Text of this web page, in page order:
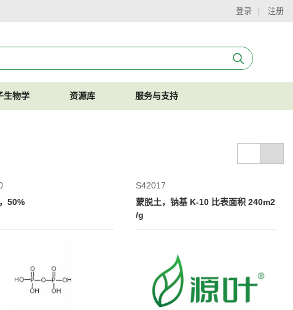
登录 注册
生物学 资源库 服务与支持
50%
S42017
蒙脱土，钠基 K-10 比表面积 240m2
/g